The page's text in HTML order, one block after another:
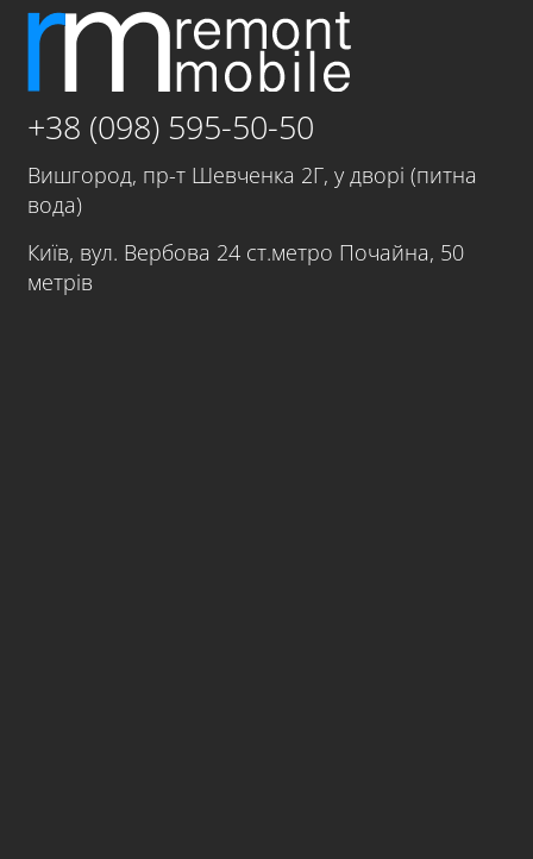
+38 (098) 595-50-50
Вишгород, пр-т Шевченка 2Г, у дворі (питна
вода)
Київ, вул. Вербова 24 ст.метро Почайна, 50
метрів